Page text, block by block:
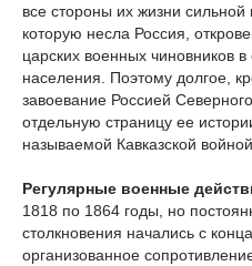
все стороны их жизни сильной
которую несла Россия,
царских военных чиновников
населения. Поэтому долгое,
завоевание Россией
отдельную страницу ее
называемой Кавказской войной.
Регулярные военные
1818 по 1864 годы, но
столкновения начались с
организованное